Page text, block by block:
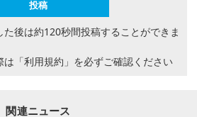
後は約120秒間投稿することができま
は 「利用規約」 を必ずご確認ください
関連ニュース